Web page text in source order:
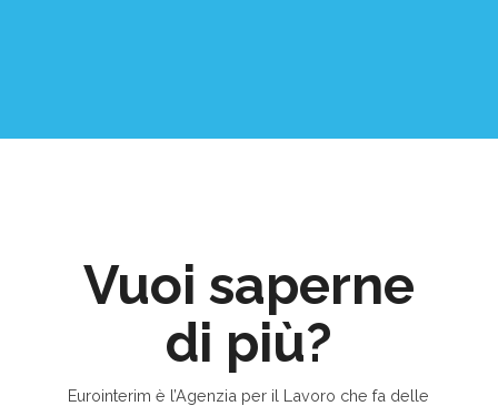
Vuoi saperne
di più?
Eurointerim è l’Agenzia per il Lavoro che fa delle